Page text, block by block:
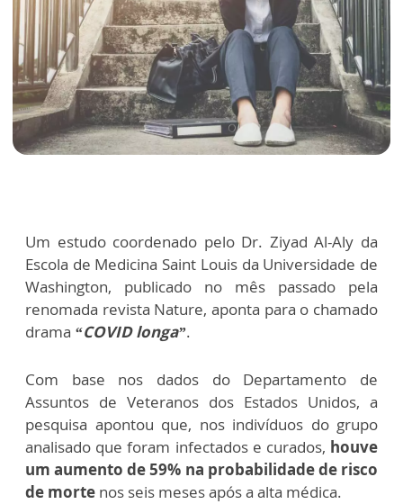
Um estudo coordenado pelo Dr. Ziyad Al-Aly da
Escola de Medicina Saint Louis da Universidade de
Washington, publicado no mês passado pela
renomada revista Nature, aponta para o chamado
drama “COVID longa”.
Com base nos dados do Departamento de
Assuntos de Veteranos dos Estados Unidos, a
pesquisa apontou que, nos indivíduos do grupo
analisado que foram infectados e curados, houve
um aumento de 59% na probabilidade de risco
de morte nos seis meses após a alta médica.